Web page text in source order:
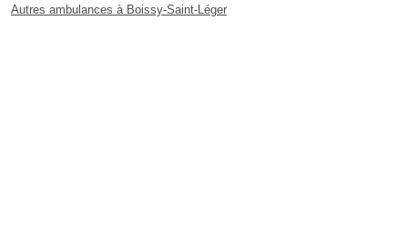
Autres ambulances à Boissy-Saint-Léger